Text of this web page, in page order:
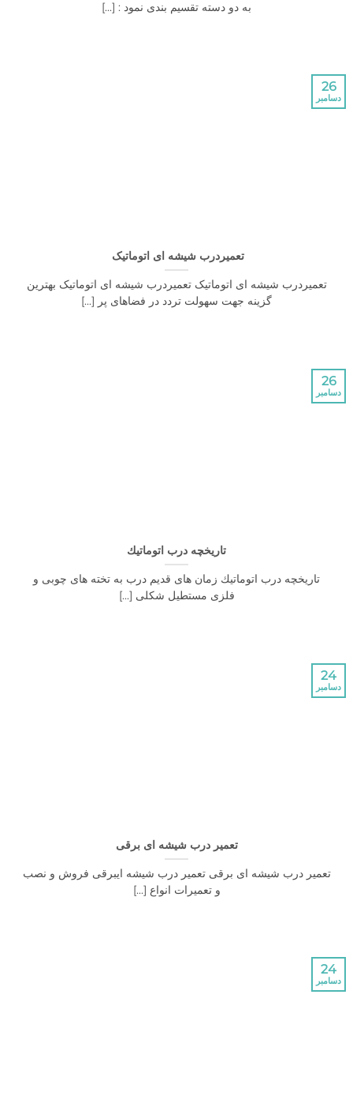
به دو دسته تقسیم بندی نمود : [...]
تعمیردرب شیشه ای اتوماتیک
شیشه ای اتوماتیک تعمیردرب شیشه ای اتوماتیک بهترین
گزینه جهت سهولت تردد در فضاهای پر [...]
تاریخچه درب اتوماتيك
درب اتوماتيك زمان های قدیم درب به تخته های چوبی و
فلزی مستطیل شکلی [...]
تعمیر درب شیشه ای برقی
درب شیشه ای برقی تعمیر درب شیشه ایبرقی فروش و نصب
و تعمیرات انواع [...]